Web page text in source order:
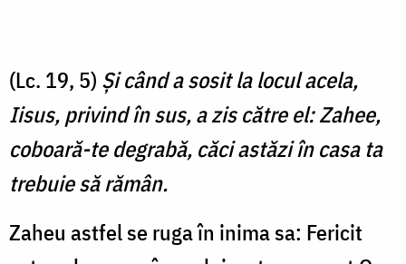
(Lc. 19, 5) Şi când a sosit la locul acela,
Iisus, privind în sus, a zis către el: Zahee,
coboară-te degrabă, căci astăzi în casa ta
trebuie să rămân.
Zaheu astfel se ruga în inima sa: Fericit